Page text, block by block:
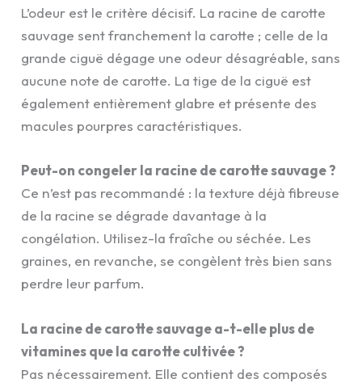
L’odeur est le critère décisif. La racine de carotte
sauvage sent franchement la carotte ; celle de la
grande ciguë dégage une odeur désagréable, sans
aucune note de carotte. La tige de la ciguë est
également entièrement glabre et présente des
macules pourpres caractéristiques.
Peut-on congeler la racine de carotte sauvage ?
Ce n’est pas recommandé : la texture déjà fibreuse
de la racine se dégrade davantage à la
congélation. Utilisez-la fraîche ou séchée. Les
graines, en revanche, se congèlent très bien sans
perdre leur parfum.
La racine de carotte sauvage a-t-elle plus de
vitamines que la carotte cultivée ?
Pas nécessairement. Elle contient des composés